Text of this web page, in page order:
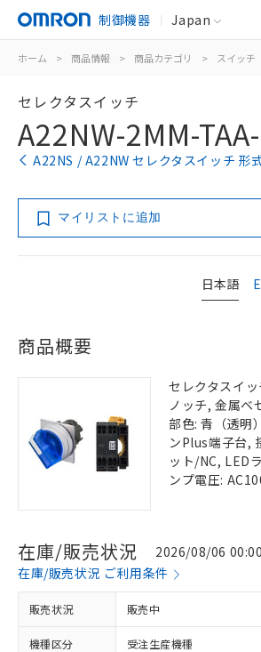
制御機器 Japan
ホーム > 商品情報 > 商品カテゴリ > スイッチ
セレクタスイッチ
A22NW-2MM-
A22NS / A22NW セレクタスイッチ 形
マイリストに追加
日本語
商品概要
セレクタスイ
ノッチ, 金属ベ
部色: 青（透明
ンPlus端子台,
ット/NC, LED
ンプ電圧:
在庫/販売状況
2026/08/06
在庫/販売状況 ご利用条件
販売状況 販売中
機種区分 受注生産機種